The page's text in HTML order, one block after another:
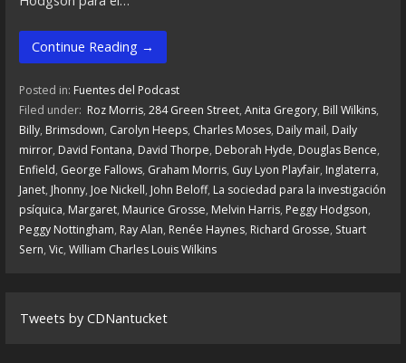
Continue Reading →
Posted in: Fuentes del Podcast
Filed under: Roz Morris, 284 Green Street, Anita Gregory, Bill Wilkins,
Billy, Brimsdown, Carolyn Heeps, Charles Moses, Daily mail, Daily
mirror, David Fontana, David Thorpe, Deborah Hyde, Douglas Bence,
Enfield, George Fallows, Graham Morris, Guy Lyon Playfair, Inglaterra,
Janet, Jhonny, Joe Nickell, John Beloff, La sociedad para la investigación
psíquica, Margaret, Maurice Grosse, Melvin Harris, Peggy Hodgson,
Peggy Nottingham, Ray Alan, Renée Haynes, Richard Grosse, Stuart
Sern, Vic, William Charles Louis Wilkins
Tweets by CDNantucket